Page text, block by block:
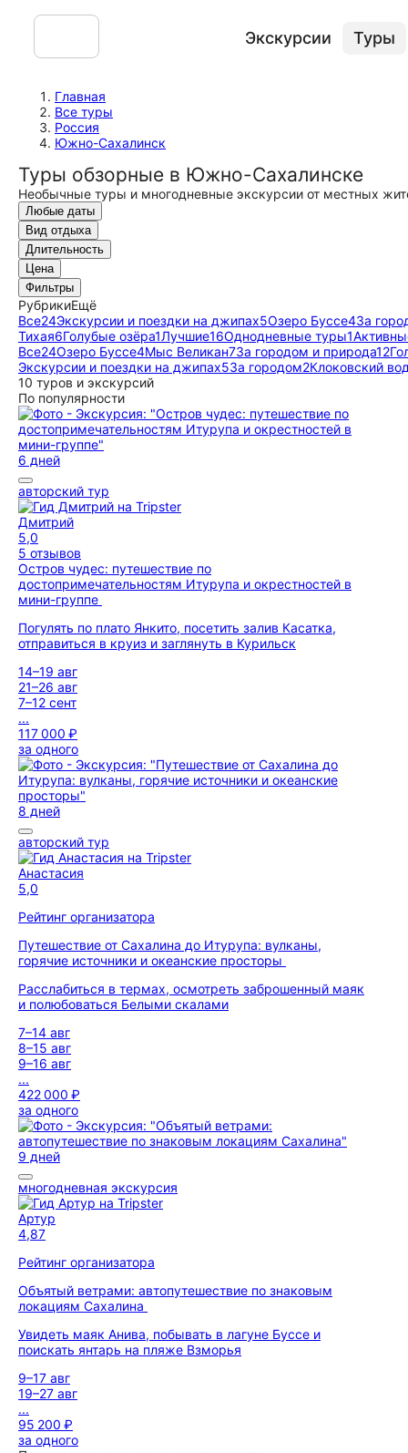
Экскурсии Туры
Главная
Все туры
Россия
Южно-Сахалинск
Туры обзорные в Южно-Сахалинске
Необычные туры и многодневные экскурсии от местных
Любые даты
Вид отдыха
Длительность
Цена
Фильтры
РубрикиЕщё
Все24Экскурсии и поездки на джипах5Озеро Буссе4За
Тихая6Голубые озёра1Лучшие16Однодневные туры1
Все24Озеро Буссе4Мыс Великан7За городом и природа12
Экскурсии и поездки на джипах5За городом2Клоковский
10 туров и экскурсий
По популярности
6 дней
авторский тур
Дмитрий
5,0
5 отзывов
Остров чудес: путешествие по
достопримечательностям Итурупа и окрестностей в
мини-группе
Погулять по плато Янкито, посетить залив Касатка,
отправиться в круиз и заглянуть в Курильск
14–19 авг
21–26 авг
7–12 сент
...
117 000 ₽
за одного
8 дней
авторский тур
Анастасия
5,0
Рейтинг организатора
Путешествие от Сахалина до Итурупа: вулканы,
горячие источники и океанские просторы
Расслабиться в термах, осмотреть заброшенный маяк
и полюбоваться Белыми скалами
7–14 авг
8–15 авг
9–16 авг
...
422 000 ₽
за одного
9 дней
многодневная экскурсия
Артур
4,87
Рейтинг организатора
Объятый ветрами: автопутешествие по знаковым
локациям Сахалина
Увидеть маяк Анива, побывать в лагуне Буссе и
поискать янтарь на пляже Взморья
9–17 авг
19–27 авг
...
95 200 ₽
за одного